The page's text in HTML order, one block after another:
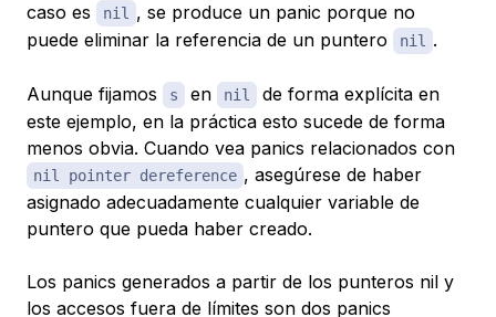
caso es
nil , se produce un panic porque no
puede eliminar la referencia de un puntero
nil .
Aunque fijamos s en nil
de forma explícita en
este ejemplo, en la práctica esto sucede de forma
menos obvia. Cuando vea panics relacionados con
nil pointer dereference , asegúrese de haber
asignado adecuadamente cualquier variable de
puntero que pueda haber creado.
Los panics generados a partir de los punteros nil y
los accesos fuera de límites son dos panics